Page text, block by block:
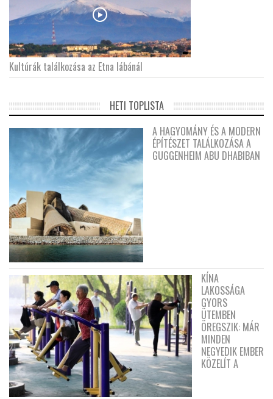
Kultúrák találkozása az Etna lábánál
HETI TOPLISTA
A HAGYOMÁNY ÉS A MODERN
ÉPÍTÉSZET TALÁLKOZÁSA A
GUGGENHEIM ABU DHABIBAN
KÍNA
LAKOSSÁGA
GYORS
ÜTEMBEN
ÖREGSZIK: MÁR
MINDEN
NEGYEDIK EMBER
KÖZELÍT A